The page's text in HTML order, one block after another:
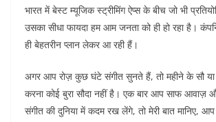
भारत में बेस्ट म्यूजिक स्ट्रीमिंग ऐप्स के बीच जो भी
उसका सीधा फायदा हम आम जनता को ही हो रहा है।
ही बेहतरीन प्लान लेकर आ रही हैं।
अगर आप रोज़ कुछ घंटे संगीत सुनते हैं, तो महीने के सौ या
करना कोई बुरा सौदा नहीं है। एक बार आप साफ आवाज़ और
संगीत की दुनिया में कदम रख लेंगे, तो मेरी बात मानिए,